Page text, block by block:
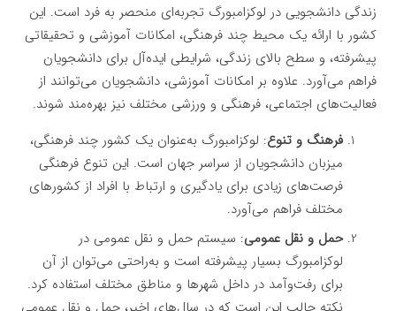
زندگی دانشجویی در لوکزامبورگ تجربه‌ای منحصر به فرد است. این
کشور با ارائه یک محیط چند فرهنگی، امکانات آموزشی و تحقیقاتی
پیشرفته، و سطح بالای زندگی، شرایطی ایده‌آل برای دانشجویان
فراهم می‌آورد. علاوه بر امکانات آموزشی، دانشجویان می‌توانند از
فعالیت‌های اجتماعی، فرهنگی و ورزشی مختلف نیز بهره‌مند شوند.
فرهنگ و تنوع: لوکزامبورگ به‌عنوان یک کشور چند فرهنگی،
میزبان دانشجویان از سراسر جهان است. این تنوع فرهنگی
فرصت‌های زیادی برای یادگیری و ارتباط با افراد از کشورهای
مختلف فراهم می‌آورد.
حمل و نقل عمومی: سیستم حمل و نقل عمومی در
لوکزامبورگ بسیار پیشرفته است و به‌راحتی می‌توان از آن
برای رفت‌وآمد در داخل شهرها و مناطق مختلف استفاده کرد.